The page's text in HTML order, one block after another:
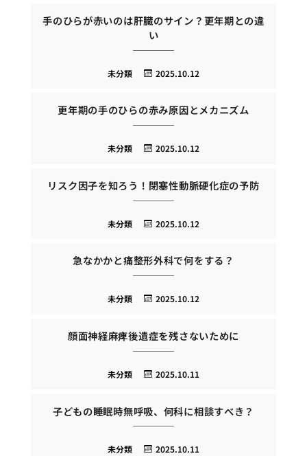
手のひらが赤いのは肝臓のサイン？更年期との違
い
2025.10.12
未分類
更年期の手のひらの赤み原因とメカニズム
2025.10.12
未分類
リスク因子を知ろう！閉塞性動脈硬化症の予防
2025.10.12
未分類
急なかかと痛整形外科で何をする？
2025.10.12
未分類
顔面神経麻痺後遺症を残さないために
2025.10.11
未分類
子どもの睡眠時無呼吸、何科に相談すべき？
2025.10.11
未分類